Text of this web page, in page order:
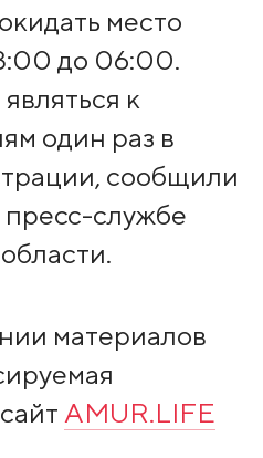
место
до 06:00.
к
один раз в
сообщили
службе
материалов
AMUR.LIFE